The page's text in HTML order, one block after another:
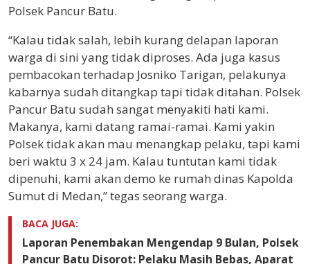
Polsek Pancur Batu.
“Kalau tidak salah, lebih kurang delapan laporan
warga di sini yang tidak diproses. Ada juga kasus
pembacokan terhadap Josniko Tarigan, pelakunya
kabarnya sudah ditangkap tapi tidak ditahan. Polsek
Pancur Batu sudah sangat menyakiti hati kami.
Makanya, kami datang ramai-ramai. Kami yakin
Polsek tidak akan mau menangkap pelaku, tapi kami
beri waktu 3 x 24 jam. Kalau tuntutan kami tidak
dipenuhi, kami akan demo ke rumah dinas Kapolda
Sumut di Medan,” tegas seorang warga.
BACA JUGA:
Laporan Penembakan Mengendap 9 Bulan, Polsek
Pancur Batu Disorot: Pelaku Masih Bebas, Aparat